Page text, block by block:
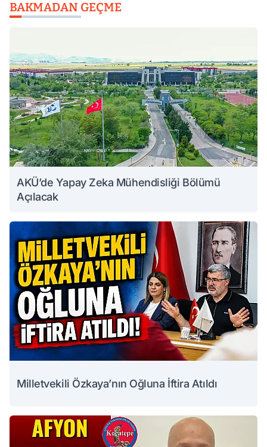
BAKMADAN GEÇME
AKÜ’de Yapay Zeka Mühendisliği Bölümü
Açılacak
Milletvekili Özkaya’nın Oğluna İftira Atıldı